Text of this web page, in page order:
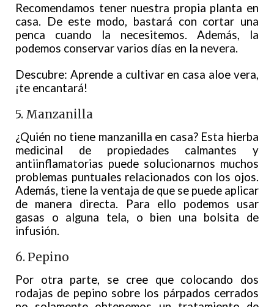
Recomendamos tener nuestra propia planta en
casa. De este modo, bastará con cortar una
penca cuando la necesitemos. Además, la
podemos conservar varios días en la nevera.
Descubre: Aprende a cultivar en casa aloe vera,
¡te encantará!
5. Manzanilla
¿Quién no tiene manzanilla en casa? Esta hierba
medicinal de propiedades calmantes y
antiinflamatorias puede solucionarnos muchos
problemas puntuales relacionados con los ojos.
Además, tiene la ventaja de que se puede aplicar
de manera directa. Para ello podemos usar
gasas o alguna tela, o bien una bolsita de
infusión.
6. Pepino
Por otra parte, se cree que colocando dos
rodajas de pepino sobre los párpados cerrados